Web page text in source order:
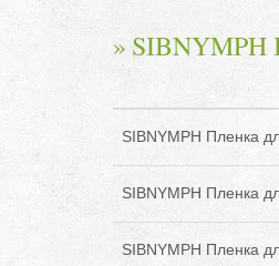
SIBNYMPH
SIBNYMPH Пленка
SIBNYMPH Пленка
SIBNYMPH Пленка